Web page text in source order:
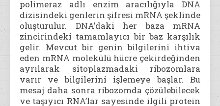
polimeraz adlı enzim aracılığıyla DNA
dizisindeki genlerin şifresi mRNA şeklinde
oluşturulur. DNA’daki her baza mRNA
zincirindeki tamamlayıcı bir baz karşılık
gelir. Mevcut bir genin bilgilerini ihtiva
eden mRNA molekülü hücre çekirdeğinden
ayrılarak sitoplazmadaki ribozomlara
varır ve bilgilerini işlemeye başlar. Bu
mesaj daha sonra ribozomda çözülebilecek
ve taşıyıcı RNA’lar sayesinde ilgili protein